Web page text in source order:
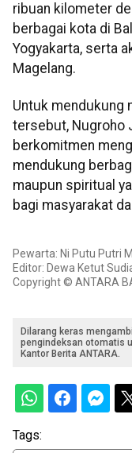
ribuan kilometer
berbagai kota di
Yogyakarta, serta
Magelang.
Untuk mendukung
tersebut, Nugroho
berkomitmen
mendukung
maupun spiritual
bagi masyarakat
Pewarta: Ni Putu Putri
Editor: Dewa Ketut
Copyright © ANTARA
Dilarang keras
pengindeksan otomatis
Kantor Berita ANTARA.
Tags: